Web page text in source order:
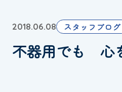
団体会員募集
2018.06.08 スタッフブログ
不器用でも 心